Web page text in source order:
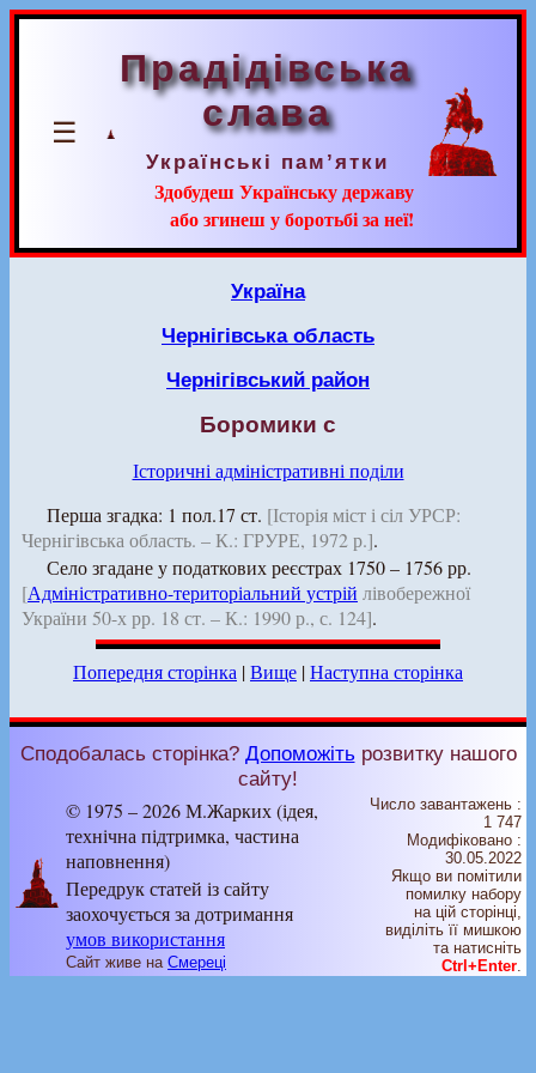
☰
Прадідівська
слава
Українські пам’ятки
Здобудеш Українську державу
або згинеш у боротьбі за неї!
Україна
Чернігівська область
Чернігівський район
Боромики с
Історичні адміністративні поділи
Перша згадка: 1 пол.17 ст. [Історія міст і сіл УРСР:
Чернігівська область. – К.: ГРУРЕ, 1972 р.].
Село згадане у податкових реєстрах 1750 – 1756 рр.
[Адміністративно-територіальний устрій лівобережної
України 50-х рр. 18 ст. – К.: 1990 р., с. 124].
Попередня сторінка |Вище |Наступна сторінка
Сподобалась сторінка? Допоможітьрозвитку нашого
сайту!
© 1975 – 2026 М.Жарких (ідея,
технічна підтримка, частина
наповнення)
Передрук статей із сайту
заохочується за дотримання
умов використання
Сайт живе на Смереці
Число завантажень :
1 747
Модифіковано :
30.05.2022
Якщо ви помітили
помилку набору
на цiй сторiнцi,
видiлiть її мишкою
та натисніть
Ctrl+Enter.